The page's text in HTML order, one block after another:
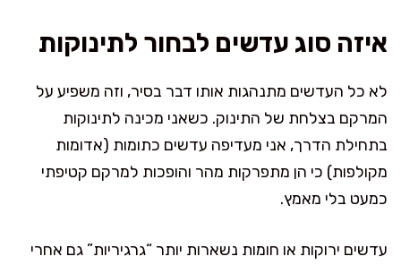
איזה סוג עדשים לבחור לתינוקות
לא כל העדשים מתנהגות אותו דבר בסיר, וזה משפיע על
המרקם בצלחת של התינוק. כשאני מכינה לתינוקות
בתחילת הדרך, אני מעדיפה עדשים כתומות (אדומות
מקולפות) כי הן מתפרקות מהר והופכות למרקם קטיפתי
כמעט בלי מאמץ.
עדשים ירוקות או חומות נשארות יותר “גרגיריות” גם אחרי